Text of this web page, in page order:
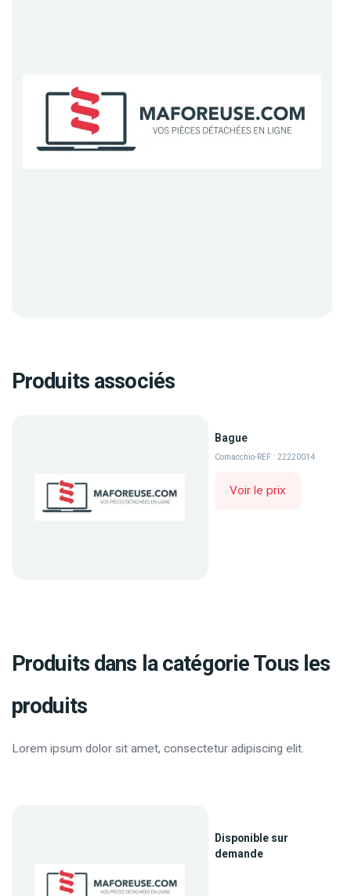
Produits associés
Bague
Comacchio-REF : 22220014
Voir le prix
Produits dans la catégorie Tous les
produits
Lorem ipsum dolor sit amet, consectetur adipiscing elit.
Disponible sur
demande